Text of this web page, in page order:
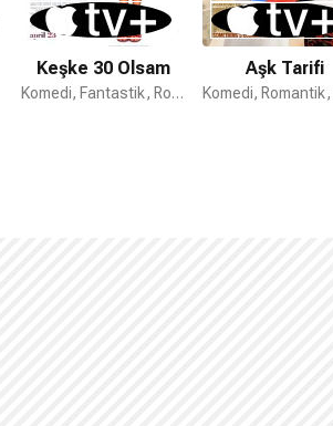
Keşke 30 Olsam
Komedi, Fantastik, Romantik
Aşk Tarifi